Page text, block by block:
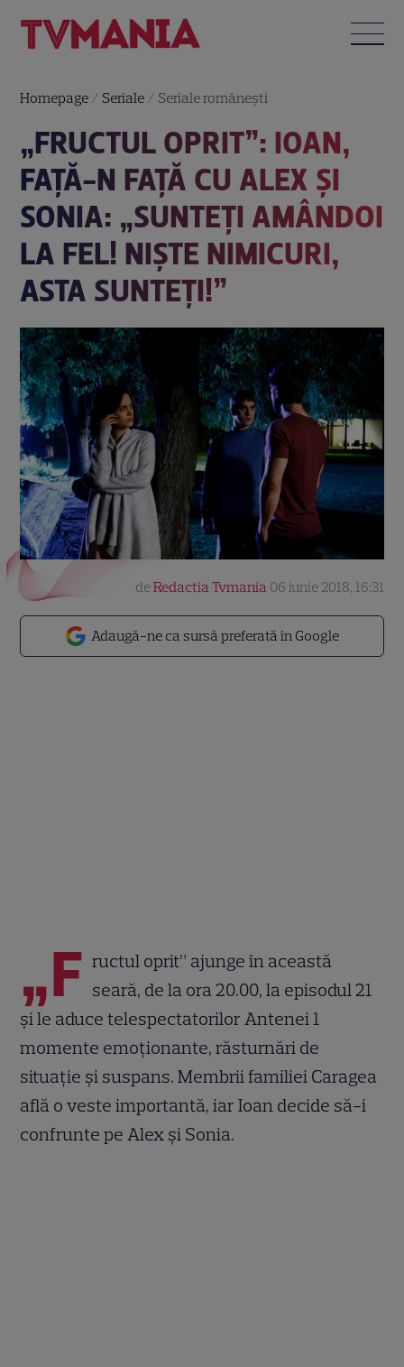
Homepage / Seriale / Seriale româneşti
„FRUCTUL OPRIT”: IOAN,
FAȚĂ-N FAȚĂ CU ALEX ȘI
SONIA: „SUNTEȚI AMÂNDOI
LA FEL! NIȘTE NIMICURI,
ASTA SUNTEȚI!”
Adaugă-ne ca sursă preferată în Google
deRedactia Tvmania 06 iunie 2018, 16:31
„F ructul oprit” ajunge în această
seară, de la ora 20.00, la episodul 21
și le aduce telespectatorilor Antenei 1
momente emoționante, răsturnări de
situație și suspans. Membrii familiei Caragea
află o veste importantă, iar Ioan decide să-i
confrunte pe Alex și Sonia.